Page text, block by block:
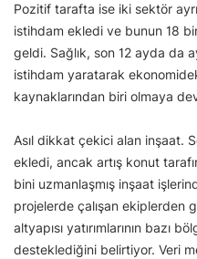
Pozitif tarafta ise iki sektör
istihdam ekledi ve bunun 18
geldi. Sağlık, son 12 ayda da
istihdam yaratarak
kaynaklarından biri olmaya
Asıl dikkat çekici alan inşaat.
ekledi, ancak artış konut
bini uzmanlaşmış inşaat
projelerde çalışan ekiplerden
altyapısı yatırımlarının bazı
desteklediğini belirtiyor. Veri